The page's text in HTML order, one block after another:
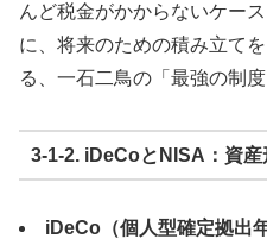
んど税金がかからないケー
に、将来のための積み立て
る、一石二鳥の「最強の制
3-1-2. iDeCoとNISA：資産
iDeCo（個人型確定拠出